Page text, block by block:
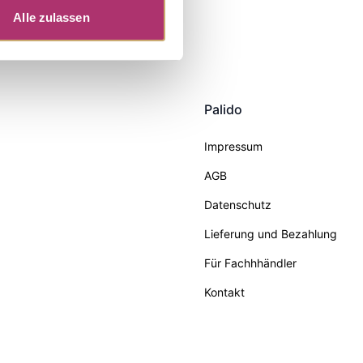
Alle zulassen
Palido
Impressum
AGB
Datenschutz
Lieferung und Bezahlung
Für Fachhhändler
Kontakt